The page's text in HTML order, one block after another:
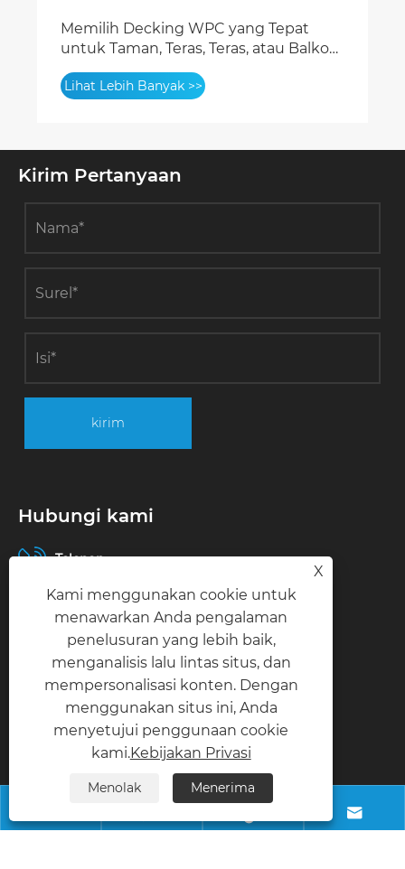
NECOWOOD Memperluas Penawaran
Internasional: Lantai SPC, Vinyl, dan
WPC Premium dari Pabrik Dongguan
Lihat Lebih Banyak >>
Kirim Pertanyaan
kirim
Hubungi kami
Telepon
+8618028968963
info@necowood.com
Alamat
Taman Industri Nantongbang, No.80, Jalan
Fumin, Desa Yuanshanbei, Kota Changping,
Kota Dongguan, Guangdong, Cina

X
Kami menggunakan cookie untuk
menawarkan Anda pengalaman
penelusuran yang lebih baik,
menganalisis lalu lintas situs, dan
mempersonalisasi konten. Dengan
menggunakan situs ini, Anda
menyetujui penggunaan cookie
kami.Kebijakan Privasi
Menolak Menerima